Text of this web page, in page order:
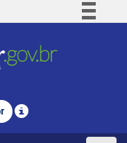
Comunica BR
Legislação